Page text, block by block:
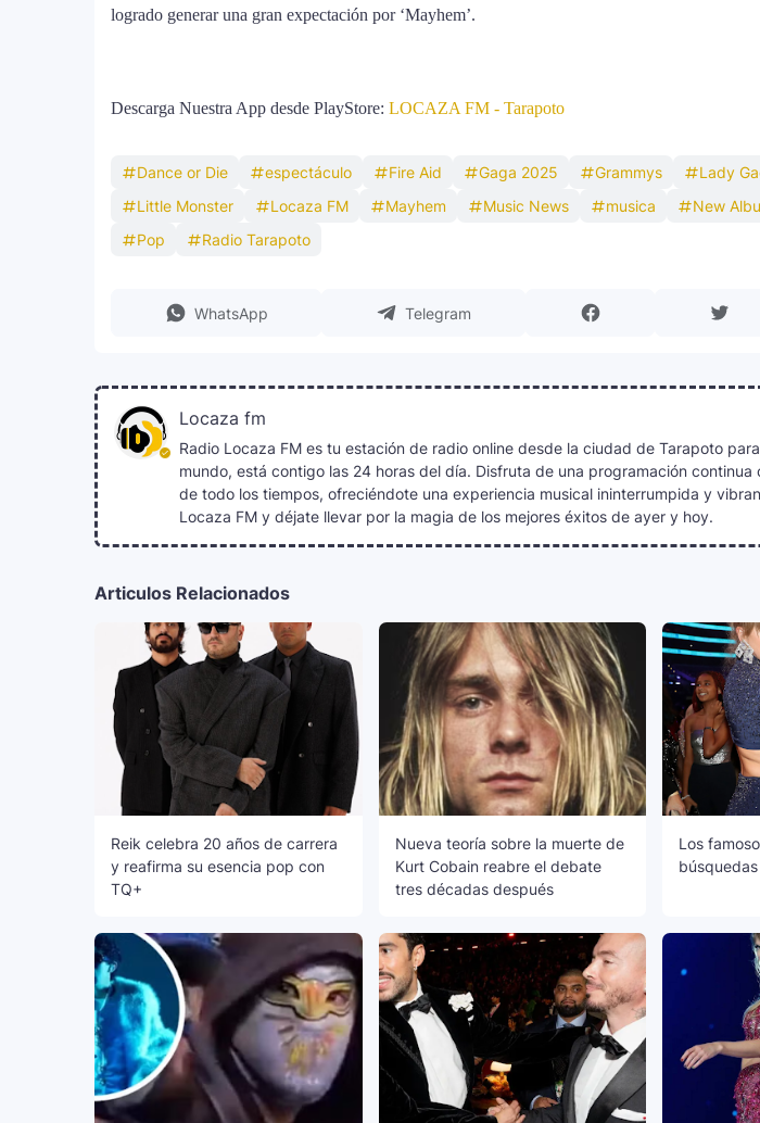
logrado generar una gran expectación por ‘Mayhem’.
Descarga Nuestra App desde PlayStore: LOCAZA FM - Tarapoto
Dance or Die espectáculo Fire Aid Gaga 2025 Grammys
Lady
Little Monster
Locaza FM Mayhem Music News musica New
Pop
Radio Tarapoto
WhatsApp Telegram
Locaza fm
Radio Locaza FM es tu estación de radio online desde la ciudad de Tarapoto
mundo, está contigo las 24 horas del día. Disfruta de una programación continua
de todo los tiempos, ofreciéndote una experiencia musical ininterrumpida y
Locaza FM y déjate llevar por la magia de los mejores éxitos de ayer y hoy.
Articulos Relacionados
Reik celebra 20 años de carrera
y reafirma su esencia pop con
TQ+
Nueva teoría sobre la muerte de
Kurt Cobain reabre el debate
tres décadas después
Los